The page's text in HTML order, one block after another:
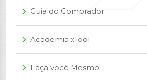
arrow_forward_ios Guia do Comprador
arrow_forward_ios Academia xTool
arrow_forward_ios Faça você Mesmo